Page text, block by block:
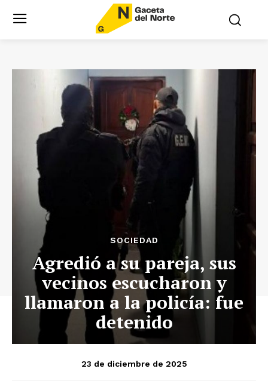
SOCIEDAD
Agredió a su pareja, sus
vecinos escucharon y
llamaron a la policía: fue
detenido
23 de diciembre de 2025